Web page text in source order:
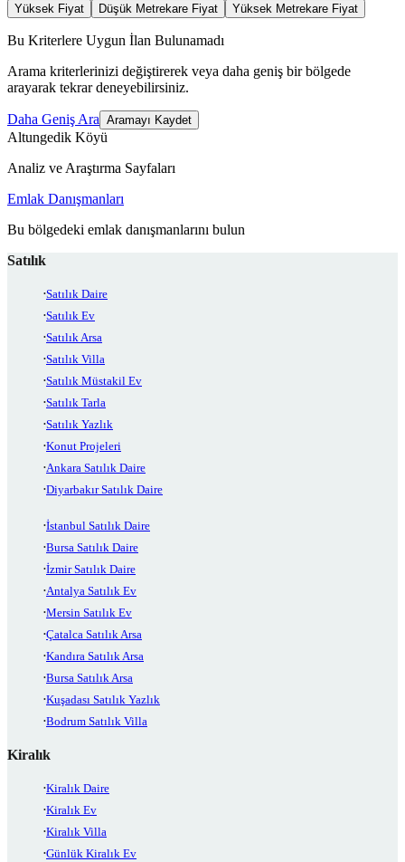
Yüksek Fiyat
Düşük Metrekare Fiyat Yüksek Metrekare Fiyat
Bu Kriterlere Uygun İlan Bulunamadı
Arama kriterlerinizi değiştirerek veya daha geniş bir bölgede
arayarak tekrar deneyebilirsiniz.
Daha Geniş Ara Aramayı Kaydet
Altungedik Köyü
Analiz ve Araştırma Sayfaları
Emlak Danışmanları
Bu bölgedeki emlak danışmanlarını bulun
Satılık
Satılık Daire
Satılık Ev
Satılık Arsa
Satılık Villa
Satılık Müstakil Ev
Satılık Tarla
Satılık Yazlık
Konut Projeleri
Ankara Satılık Daire
Diyarbakır Satılık Daire
İstanbul Satılık Daire
Bursa Satılık Daire
İzmir Satılık Daire
Antalya Satılık Ev
Mersin Satılık Ev
Çatalca Satılık Arsa
Kandıra Satılık Arsa
Bursa Satılık Arsa
Kuşadası Satılık Yazlık
Bodrum Satılık Villa
Kiralık
Kiralık Daire
Kiralık Ev
Kiralık Villa
Günlük Kiralık Ev